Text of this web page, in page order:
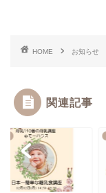
HOME お知らせ
関連記事